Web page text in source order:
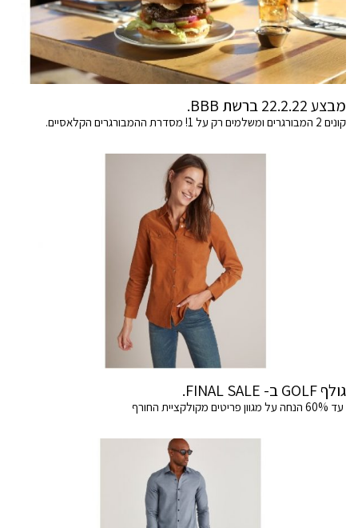
מבצע 22.2.22 ברשת BBB.
קונים 2 המבורגרים ומשלמים רק על 1! מסדרת ההמבורגרים הקלאסיים.
גולף GOLF ב- FINAL SALE.
עד 60% הנחה על מגוון פריטים מקולקציית החורף